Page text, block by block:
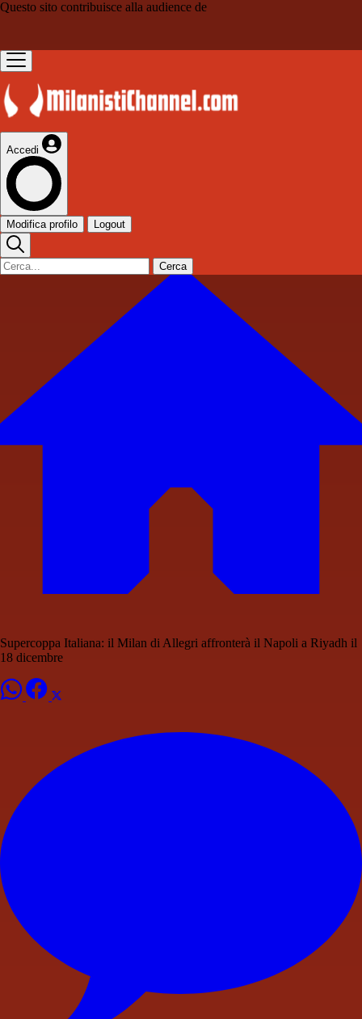
Questo sito contribuisce alla audience de
Accedi
Modifica profilo Logout
Cerca
Supercoppa Italiana: il Milan di Allegri affronterà il Napoli a Riyadh il
18 dicembre